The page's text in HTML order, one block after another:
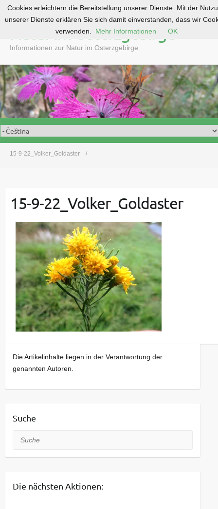
o
c
o
n
t
e
n
Natur im Osterzgebirge
Informationen zur Natur im Osterzgebirge
15-9-22_Volker_Goldaster
15-9-22_Volker_Goldaster
Die Artikelinhalte liegen in der Verantwortung der
genannten Autoren.
Suche
Suche
Die nächsten Aktionen:
Cookies erleichtern die Bereitstellung unserer Dienste. Mit der
unserer Dienste erklären Sie sich damit einverstanden, dass wir
verwenden.
Mehr Informationen OK